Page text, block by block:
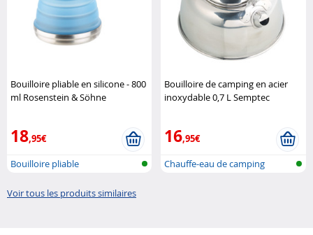
Bouilloire pliable en silicone - 800
ml Rosenstein & Söhne
18,95€
Bouilloire pliable
Bouilloire de camping en acier
inoxydable 0,7 L Semptec
16,95€
Chauffe-eau de camping
Voir tous les produits similaires